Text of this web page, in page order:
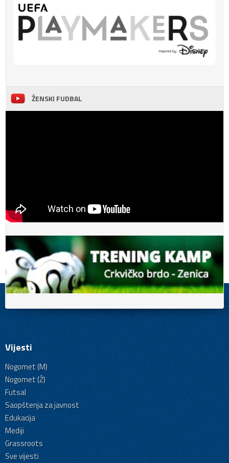
ŽENSKI FUDBAL
Vijesti
Nogomet (M)
Nogomet (Ž)
Futsal
Saopštenja za javnost
Edukacija
Mediji
Grassroots
Sve vijesti